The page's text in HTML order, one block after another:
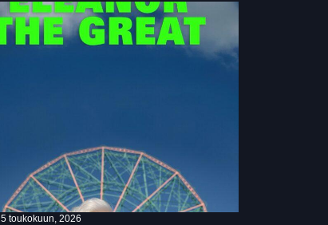
5 toukokuun, 2026